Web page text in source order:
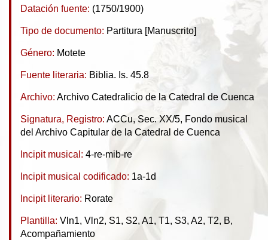
Datación fuente: (1750/1900)
Tipo de documento: Partitura [Manuscrito]
Género: Motete
Fuente literaria: Biblia. Is. 45.8
Archivo: Archivo Catedralicio de la Catedral de Cuenca
Signatura, Registro: ACCu, Sec. XX/5, Fondo musical
del Archivo Capitular de la Catedral de Cuenca
Incipit musical: 4-re-mib-re
Incipit musical codificado: 1a-1d
Incipit literario: Rorate
Plantilla: Vln1, Vln2, S1, S2, A1, T1, S3, A2, T2, B,
Acompañamiento